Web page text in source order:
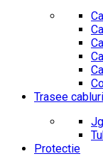
Trasee cabluri
Protectie